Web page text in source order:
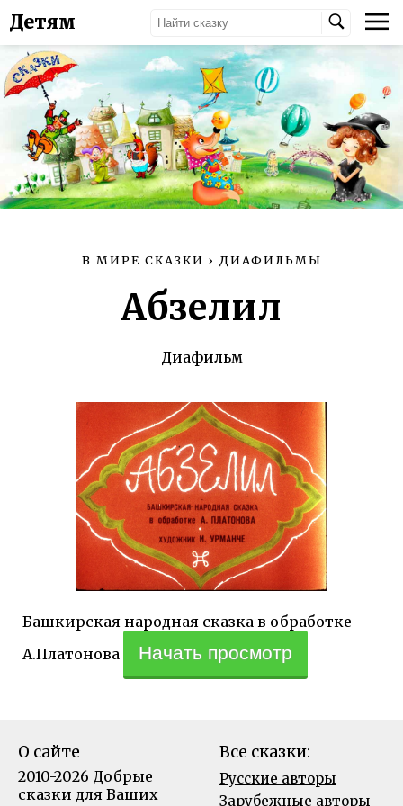
Детям
В МИРЕ СКАЗКИ › ДИАФИЛЬМЫ
Абзелил
Диафильм
Башкирская народная сказка в обработке
А.Платонова
Начать просмотр
О сайте
2010-2026 Добрые
сказки для Ваших
Все сказки:
Русские авторы
Зарубежные авторы